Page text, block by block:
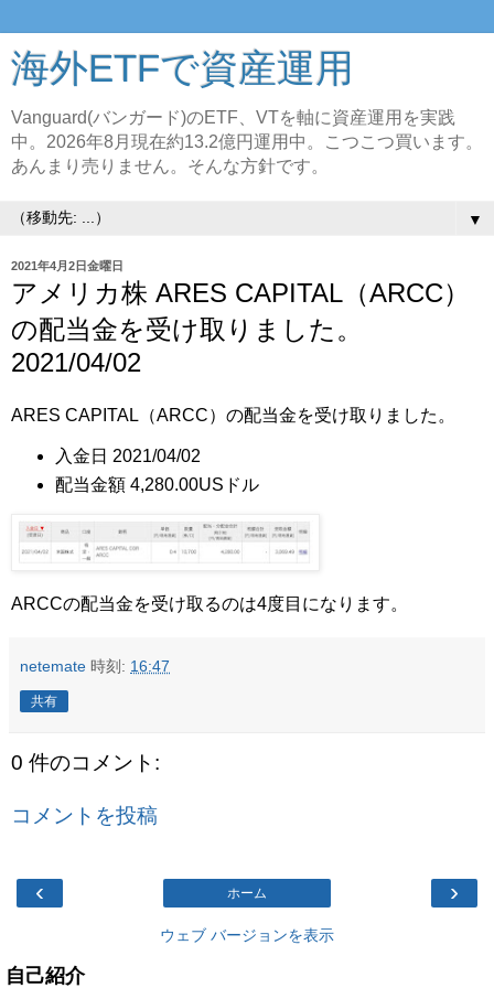
海外ETFで資産運用
Vanguard(バンガード)のETF、VTを軸に資産運用を実践
中。2026年8月現在約13.2億円運用中。こつこつ買います。
あんまり売りません。そんな方針です。
▼
2021年4月2日金曜日
アメリカ株 ARES CAPITAL（ARCC）
の配当金を受け取りました。
2021/04/02
ARES CAPITAL（ARCC）の配当金を受け取りました。
入金日 2021/04/02
配当金額 4,280.00USドル
ARCCの配当金を受け取るのは4度目になります。
netemate 時刻: 16:47
共有
0 件のコメント:
コメントを投稿
‹ ›
ホーム
ウェブ バージョンを表示
自己紹介